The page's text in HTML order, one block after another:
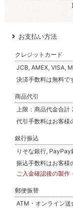
お支払い方法
クレジットカード
JCB, AMEX, VISA,
決済手数料は無料で
商品代引
上限：商品代金合計
代引手数料はお客様
銀行振込
りそな銀行, PayPay
振込手数料はお客様
ご入金確認後の製作
郵便振替
ATM・オンライン送